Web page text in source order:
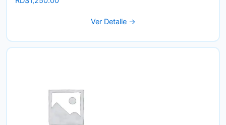
Ver Detalle →